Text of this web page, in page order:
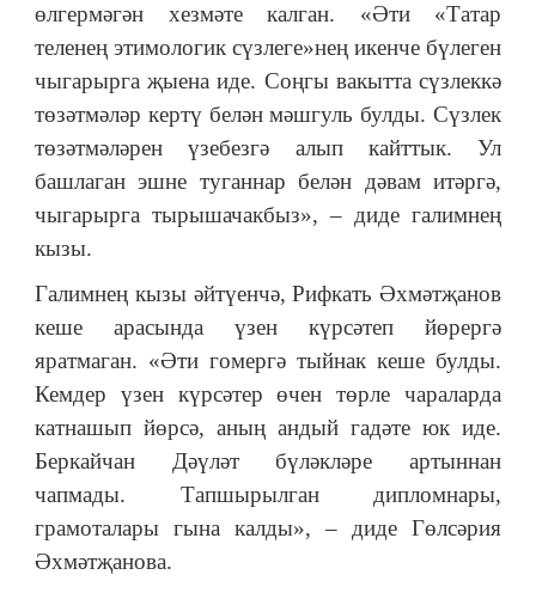
өлгермәгән хезмәте калган. «Әти «Татар
теленең этимологик сүзлеге»нең икенче бүлеген
чыгарырга җыена иде. Соңгы вакытта сүзлеккә
төзәтмәләр кертү белән мәшгуль булды. Сүзлек
төзәтмәләрен үзебезгә алып кайттык. Ул
башлаган эшне туганнар белән дәвам итәргә,
чыгарырга тырышачакбыз», – диде галимнең
кызы.
Галимнең кызы әйтүенчә, Рифкать Әхмәтҗанов
кеше арасында үзен күрсәтеп йөрергә
яратмаган. «Әти гомергә тыйнак кеше булды.
Кемдер үзен күрсәтер өчен төрле чараларда
катнашып йөрсә, аның андый гадәте юк иде.
Беркайчан Дәүләт бүләкләре артыннан
чапмады. Тапшырылган дипломнары,
грамоталары гына калды», – диде Гөлсәрия
Әхмәтҗанова.